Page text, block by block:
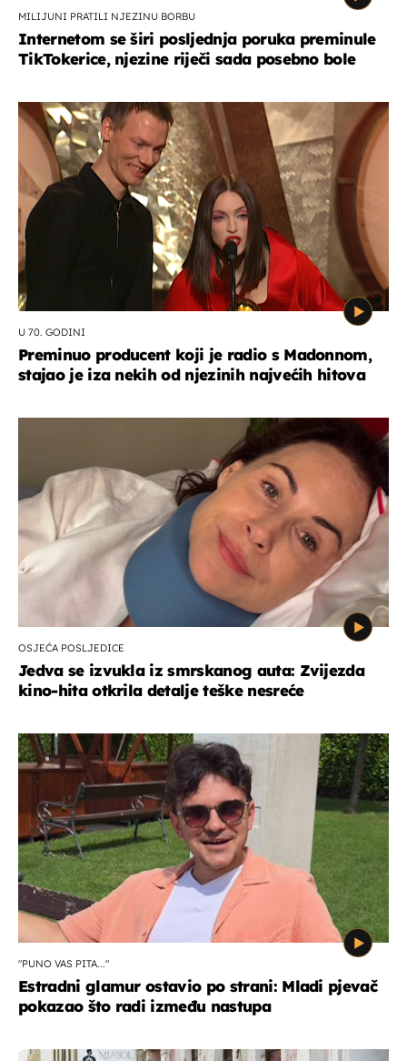
MILIJUNI PRATILI NJEZINU BORBU
Internetom se širi posljednja poruka preminule
TikTokerice, njezine riječi sada posebno bole
U 70. GODINI
Preminuo producent koji je radio s Madonnom,
stajao je iza nekih od njezinih najvećih hitova
OSJEĆA POSLJEDICE
Jedva se izvukla iz smrskanog auta: Zvijezda
kino-hita otkrila detalje teške nesreće
"PUNO VAS PITA..."
Estradni glamur ostavio po strani: Mladi pjevač
pokazao što radi između nastupa